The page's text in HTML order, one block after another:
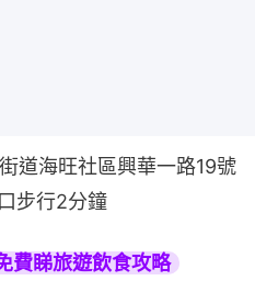
道海旺社區興華一路19號
步行2分鐘
睇旅遊飲食攻略